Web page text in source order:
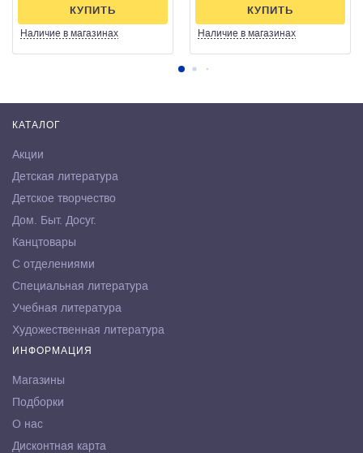
Наличие в магазинах
КУПИТЬ
Наличие в магазинах
КУПИТЬ
КАТАЛОГ
Акции
Детская литература
Детское творчество
Дом. Быт. Досуг.
Канцтовары
С отделениями
Специальная литература
Учебная литература
Художественная литература
ИНФОРМАЦИЯ
Магазины
Подборки
О нас
Дисконтная карта